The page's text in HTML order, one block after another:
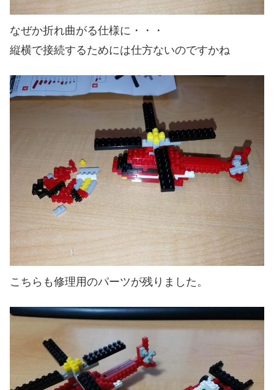
なぜか折れ曲がる仕様に・・・
縦横で接続するためには仕方ないのですかね
こちらも修理用のパーツが残りました。